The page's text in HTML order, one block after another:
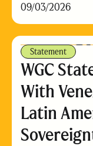
09/03/2026
Statement
WGC
With
Latin